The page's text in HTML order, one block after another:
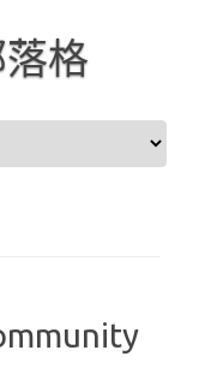
格